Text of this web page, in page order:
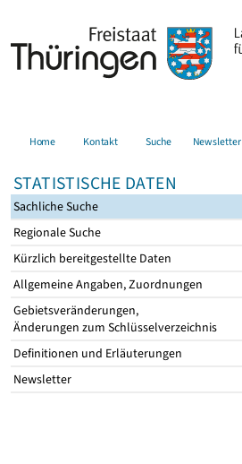
Home Kontakt Suche Newsletter
STATISTISCHE DATEN
Sachliche Suche
Regionale Suche
Kürzlich bereitgestellte Daten
Allgemeine Angaben, Zuordnungen
Gebietsveränderungen,
Änderungen zum Schlüsselverzeichnis
Definitionen und Erläuterungen
Newsletter